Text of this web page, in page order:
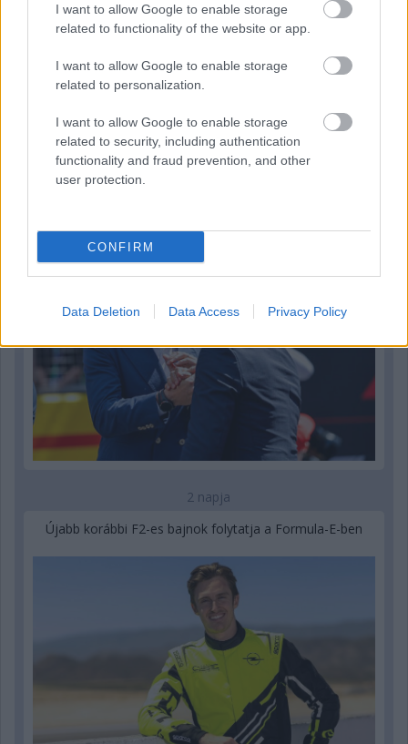
I want to allow Google to enable storage
related to functionality of the website or app.
I want to allow Google to enable storage
related to personalization.
I want to allow Google to enable storage
related to security, including authentication
functionality and fraud prevention, and other
user protection.
CONFIRM
Data Deletion Data Access Privacy Policy
2 napja
Ilyen lehet a jövő F1-es szabályrendszere Domenicali
2 napja
Újabb korábbi F2-es bajnok folytatja a Formula-E-ben